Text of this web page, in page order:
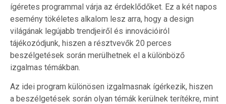
ígéretes programmal várja az érdeklődőket. Ez a két napos
esemény tökéletes alkalom lesz arra, hogy a design
világának legújabb trendjeiről és innovációiról
tájékozódjunk, hiszen a résztvevők 20 perces
beszélgetések során merülhetnek el a különböző
izgalmas témákban.
Az idei program különösen izgalmasnak ígérkezik, hiszen
a beszélgetések során olyan témák kerülnek terítékre, mint